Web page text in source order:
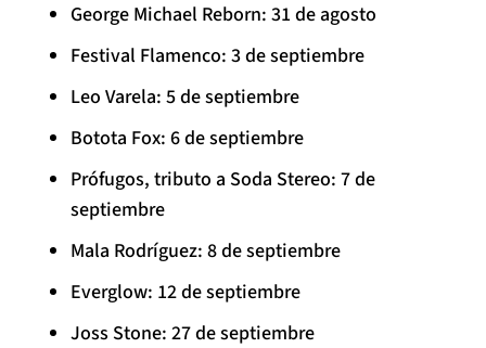
George Michael Reborn: 31 de agosto
Festival Flamenco: 3 de septiembre
Leo Varela: 5 de septiembre
Botota Fox: 6 de septiembre
Prófugos, tributo a Soda Stereo: 7 de
septiembre
Mala Rodríguez: 8 de septiembre
Everglow: 12 de septiembre
Joss Stone: 27 de septiembre